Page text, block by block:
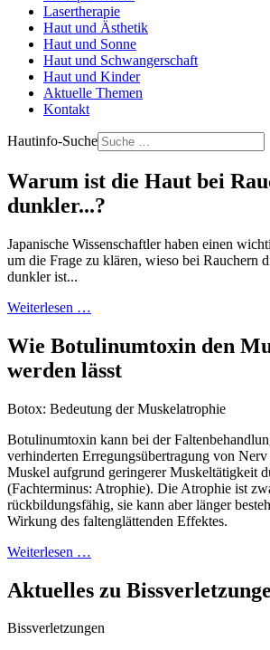
Lasertherapie
Haut und Ästhetik
Haut und Sonne
Haut und Schwangerschaft
Haut und Kinder
Aktuelle Themen
Kontakt
Hautinfo-Suche
Warum ist die Haut bei
dunkler...?
Japanische Wissenschaftler haben einen
um die Frage zu klären, wieso bei Rauchern
dunkler ist...
Weiterlesen …
Wie Botulinumtoxin den
werden lässt
Botox: Bedeutung der Muskelatrophie
Botulinumtoxin kann bei der
verhinderten Erregungsübertragung von
Muskel aufgrund geringerer Muskeltätigkeit
(Fachterminus: Atrophie). Die Atrophie ist
rückbildungsfähig, sie kann aber länger
Wirkung des faltenglättenden Effektes.
Weiterlesen …
Aktuelles zu
Bissverletzungen